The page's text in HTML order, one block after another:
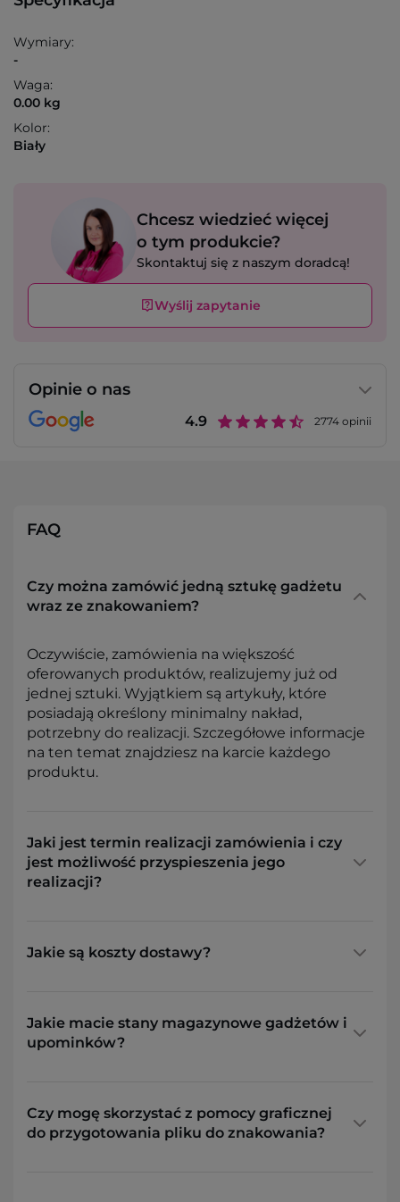
Wymiary:
-
Waga:
0.00 kg
Kolor:
Biały
Chcesz wiedzieć więcej
o tym produkcie?
Skontaktuj się z naszym doradcą!
Wyślij zapytanie
Opinie o nas
4.9 2774 opinii
FAQ
Czy można zamówić jedną sztukę gadżetu
wraz ze znakowaniem?
Oczywiście, zamówienia na większość
oferowanych produktów, realizujemy już od
jednej sztuki. Wyjątkiem są artykuły, które
posiadają określony minimalny nakład,
potrzebny do realizacji. Szczegółowe informacje
na ten temat znajdziesz na karcie każdego
produktu.
Jaki jest termin realizacji zamówienia i czy
jest możliwość przyspieszenia jego
realizacji?
Jakie są koszty dostawy?
Jakie macie stany magazynowe gadżetów i
upominków?
Czy mogę skorzystać z pomocy graficznej
do przygotowania pliku do znakowania?